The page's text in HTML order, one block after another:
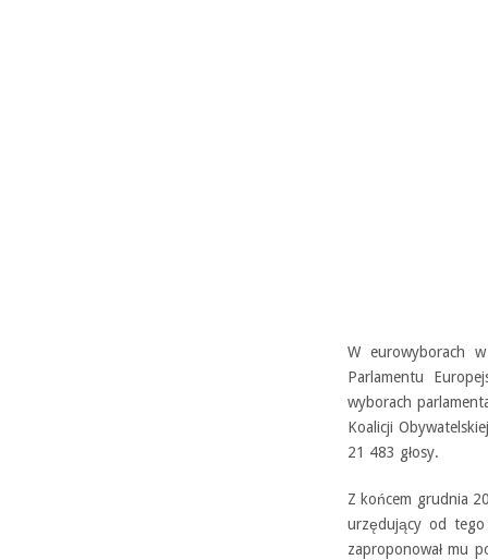
W eurowyborach
Parlamentu
wyborach
Koalicji
21 483 głosy.
Z końcem grudnia
urzędujący od tego
zaproponował mu